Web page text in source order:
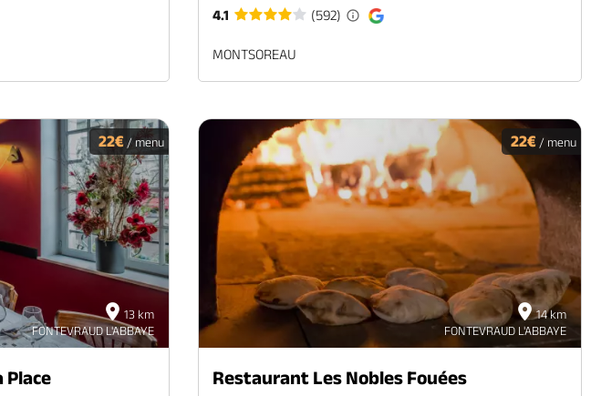
4.1
(592)
MONTSOREAU
13 km
FONTEVRAUD L'ABBAYE
22€ / menu
14 km
FONTEVRAUD L'ABBAYE
22€/ menu
Restaurant Les Nobles Fouées